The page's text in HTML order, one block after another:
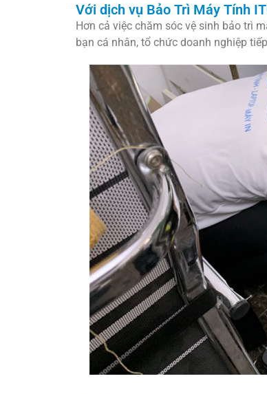
Với dịch vụ Bảo Trì Máy Tính
Hơn cả việc chăm sóc vệ sinh bảo trì
bạn cá nhân, tổ chức doanh nghiệp